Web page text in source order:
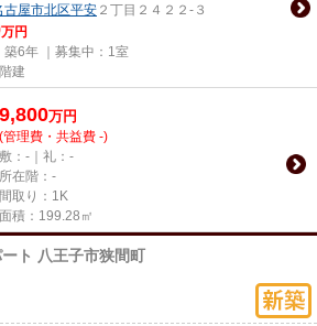
古屋市北区平安 ２丁目２４２２-３
万円
6年 ｜募集中： 1室
建
9,800万円
(管理費・共益費 -)
敷：-｜礼：-
所在階：-
間取り：1K
面積：199.28㎡
ト 八王子市狭間町